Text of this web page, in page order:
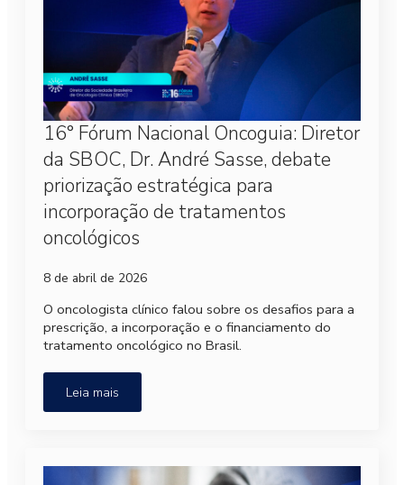
16° Fórum Nacional Oncoguia: Diretor
da SBOC, Dr. André Sasse, debate
priorização estratégica para
incorporação de tratamentos
oncológicos
8 de abril de 2026
O oncologista clínico falou sobre os desafios para a
prescrição, a incorporação e o financiamento do
tratamento oncológico no Brasil.
Leia mais